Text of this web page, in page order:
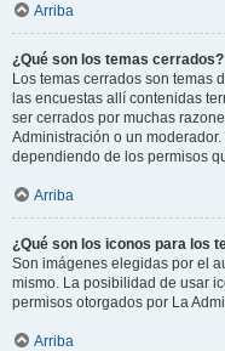
Arriba
¿Qué son los temas cerrados?
Los temas cerrados son temas
las encuestas allí contenidas
ser cerrados por muchas
Administración o un
dependiendo de los permisos
Arriba
¿Qué son los iconos para los
Son imágenes elegidas por el
mismo. La posibilidad de usar
permisos otorgados por La
Arriba